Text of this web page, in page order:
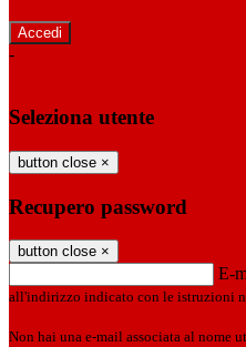
-
Seleziona utente
button close ×
Recupero password
button close ×
E-
all'indirizzo indicato con le istruzioni
Non hai una e-mail associata al nome